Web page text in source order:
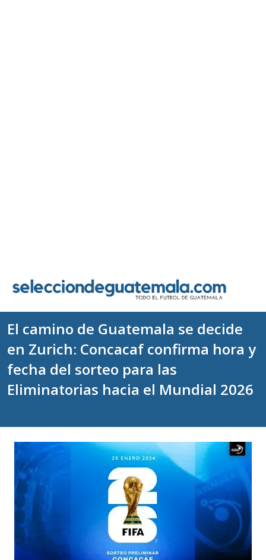
El camino de Guatemala se decide
en Zurich: Concacaf confirma hora y
fecha del sorteo para las
Eliminatorias hacia el Mundial 2026